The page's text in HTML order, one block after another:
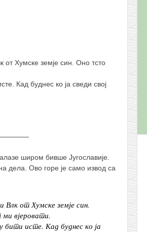
Хумске земје син. Оно тсто
Кад буднес ко ја сведи свој
широм бивше Југославије.
дела. Ово горе је само извод са
Влк от Хумске земје син.
вјеровати.
бити исте. Кад буднес ко ја